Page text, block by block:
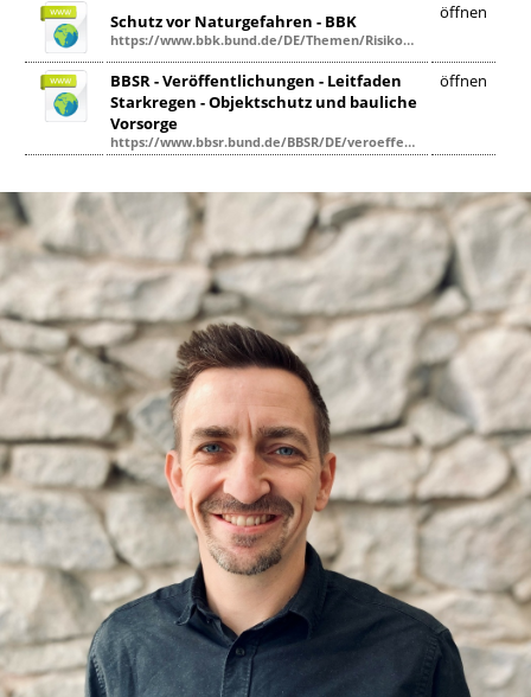
Schutz vor Naturgefahren - BBK
https://www.bbk.bund.de/DE/Themen/Risikomanagement/Baulicher-Bevoelkerungsschutz/Schutz-vor-Naturgefahren/schutz-vor-naturgefahren_node.html
öffnen
BBSR - Veröffentlichungen - Leitfaden
Starkregen - Objektschutz und bauliche
Vorsorge
https://www.bbsr.bund.de/BBSR/DE/veroeffentlichungen/sonderveroeffentlichungen/2018/leitfaden-starkregen.html
öffnen